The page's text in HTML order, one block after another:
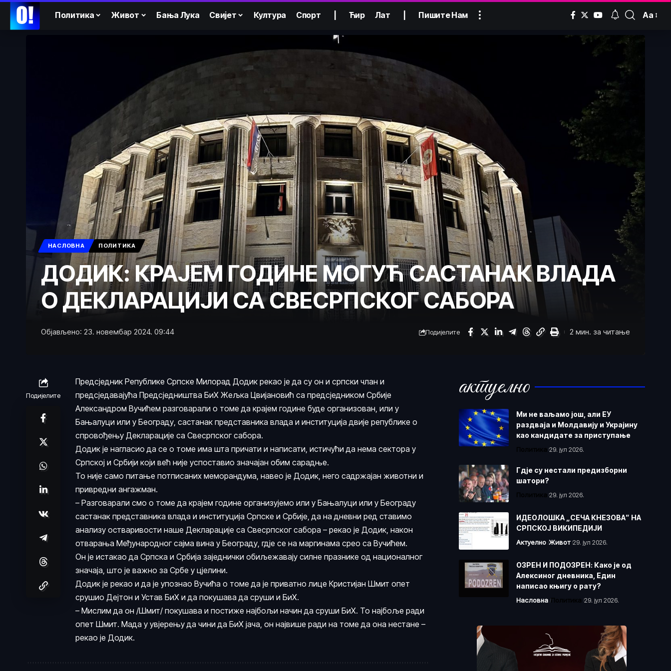
Политика Живот Бања Лука Свијет Култура Спорт Ћир Лат Пишите Нам Аа
НАСЛОВНА ПОЛИТИКА
ДОДИК: КРАЈЕМ ГОДИНЕ МОГУЋ САСТАНАК ВЛАДА
О ДЕКЛАРАЦИЈИ СА СВЕСРПСКОГ САБОРА
Објављено: 23. новембар 2024. 09:44 Подијелите 2 мин. за читање
Подијелите
Предсједник Републике Српске Милорад Додик рекао је да су он и српски члан и
предсједавајућа Предсједништва БиХ Жељка Цвијановић са предсједником Србије
Александром Вучићем разговарали о томе да крајем године буде организован, или у
Бањалуци или у Београду, састанак представника влада и институција двије републике о
спровођењу Декларације са Свесрпског сабора.
Додик је нагласио да се о томе има шта причати и написати, истичући да нема сектора у
Српској и Србији који већ није успоставио значајан обим сарадње.
То није само питање потписаних меморандума, навео је Додик, него садржајан животни и
привредни ангажман.
– Разговарали смо о томе да крајем године организујемо или у Бањалуци или у Београду
састанак представника влада и институција Српске и Србије, да на дневни ред ставимо
анализу остваривости наше Декларације са Свесрпског сабора – рекао је Додик, након
отварања Међународног сајма вина у Београду, гдје се на маргинама срео са Вучићем.
Он је истакао да Српска и Србија заједнички обиљежавају силне празнике од националног
значаја, што је важно за Србе у цјелини.
Додик је рекао и да је упознао Вучића о томе да је приватно лице Кристијан Шмит опет
срушио Дејтон и Устав БиХ и да покушава да сруши и БиХ.
– Мислим да он /Шмит/ покушава и постиже најбољи начин да сруши БиХ. То најбоље ради
опет Шмит. Мада у увјерењу да чини да БиХ јача, он највише ради на томе да она нестане –
рекао је Додик.
актуелно
Ми не ваљамо још, али ЕУ
раздваја и Молдавију и Украјину
као кандидате за приступање
Политика 29. јул 2026.
Гдје су нестали предизборни
шатори?
Политика 29. јул 2026.
ИДЕОЛОШКА „СЕЧА КНЕЗОВА” НА
СРПСКОЈ ВИКИПЕДИЈИ
Актуелно Живот 29. јул 2026.
ОЗРЕН И ПОДОЗРЕН: Како је од
Алексиног дневника, Един
написао књигу о рату?
Насловна Политика 29. јул 2026.